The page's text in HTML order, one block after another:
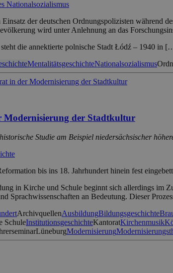
Nationalsozialismus
der deutschen Ordnungspolizisten während
wird unter Anlehnung an das
die annektierte polnische Stadt Łódź – 1940 in
MentalitätsgeschichteNationalsozialismus
Modernisierung der Stadtkultur
Studie am Beispiel niedersächsischer
bis ins 18. Jahrhundert hinein fest
in Kirche und Schule beginnt sich allerdings im
Sprachwissenschaften an Bedeutung. Dieser
ArchivquellenAusbildungBildungsgeschichte
SchuleInstitutionsgeschichteKantoratKirchenmusik
LüneburgModernisierung